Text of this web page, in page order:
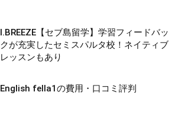
I.BREEZE【セブ島留学】学習フィードバッ
クが充実したセミスパルタ校！ネイティブ
レッスンもあり
English fella1の費用・口コミ評判